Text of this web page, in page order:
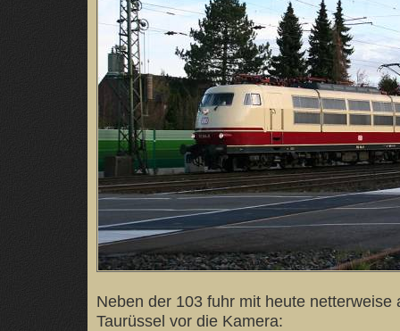
Neben der 103 fuhr mit heute netterweise
Taurüssel vor die Kamera: